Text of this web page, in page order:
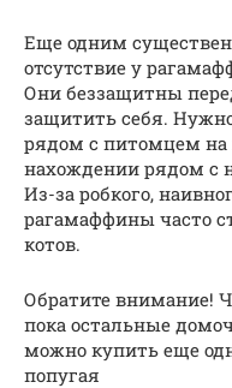
Еще одним
отсутствие у
Они беззащитны
защитить себя.
рядом с питомцем на
нахождении рядом
Из-за робкого,
рагамаффины часто
котов.
Обратите внимание!
пока остальные
можно купить еще
попугая